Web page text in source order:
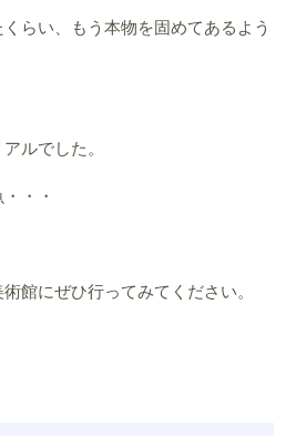
らい、もう本物を固めてあるよう
ルでした。
・・
館にぜひ行ってみてください。